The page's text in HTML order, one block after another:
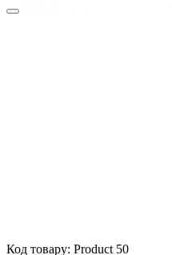
Код товару: Product 50